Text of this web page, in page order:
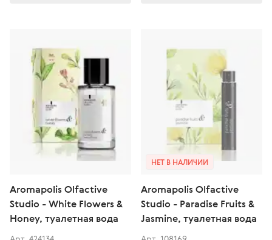
Aromapolis Olfactive
Studio - White Flowers &
Honey, туалетная вода
НЕТ В НАЛИЧИИ
Aromapolis Olfactive
Studio - Paradise Fruits &
Jasmine, туалетная вода